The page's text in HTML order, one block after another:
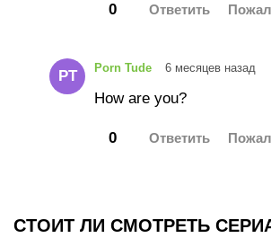
0
PT Porn Tude 6 месяцев назад
How are you?
0
СТОИТ ЛИ СМОТРЕТЬ